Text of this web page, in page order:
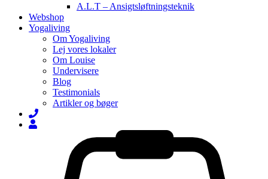
A.L.T – Ansigtsløftningsteknik
Webshop
Yogaliving
Om Yogaliving
Lej vores lokaler
Om Louise
Undervisere
Blog
Testimonials
Artikler og bøger